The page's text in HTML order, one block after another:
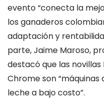
evento “conecta la
los ganaderos
adaptación y
parte, Jaime Maroso,
destacó que las novillas
Chrome son
leche a bajo costo”.